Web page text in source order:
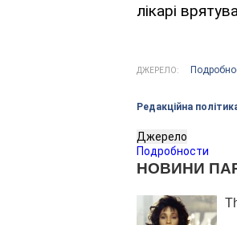
лікарі
ДЖЕРЕЛО:
Редакційна
Джерело
Подробности